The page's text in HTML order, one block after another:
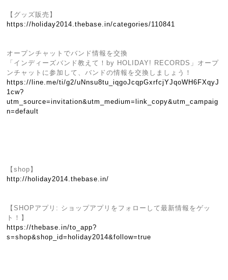
【グッズ販売】
https://holiday2014.thebase.in/categories/110841
オープンチャットでバンド情報を交換
「インディーズバンド教えて！by HOLIDAY! RECORDS」オープ
ンチャットに参加して、バンドの情報を交換しましょう！
https://line.me/ti/g2/uNnsu8tu_iqgoJcqpGxrfcjYJqoWH6FXqyJ
1cw?
utm_source=invitation&utm_medium=link_copy&utm_campaig
n=default
【shop】
http://holiday2014.thebase.in/
【SHOPアプリ: ショップアプリをフォローして最新情報をゲッ
ト！】
https://thebase.in/to_app?
s=shop&shop_id=holiday2014&follow=true